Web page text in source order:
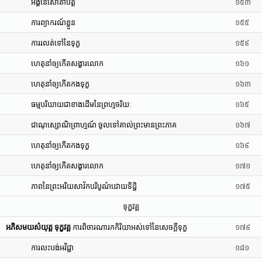
អង្គនៃសោតាបត្តិ ១៥៣
ការព្យាករណ៍ខ្លួន ១៥៥
ការរលត់ទៅនៃទុក្ខ ១៥៩
ហេតុនាំឲ្យកើតសង្ខារលោក ១៦១
ហេតុនាំឲ្យកើតកងទុក្ខ ១៦៣
ធម្មបរិយាយជាខាងដើមនៃព្រហ្មចរិយៈ ១៦៥
ជាណុស្សោណិព្រាហ្មណ៍ ចូលទៅគាល់ព្រះមានព្រះភាគ ១៦៧
ហេតុនាំឲ្យកើតកងទុក្ខ ១៦៩
ហេតុនាំឲ្យកើតសង្ខារលោក ១៧១
ភាពនៃព្រះអរិយសាវ័កបរិបូណ៌ដោយទិដ្ឋិ ១៧៥
ទុក្ខវគ្គ
អភិសមយសំយុត្ត ទុក្ខវគ្គ ការពិចារណារកកិរិយាអស់ទៅនៃសេចក្តីទុក្ខ ១៧៩
ការលះបង់អវិជ្ជា ១៨១